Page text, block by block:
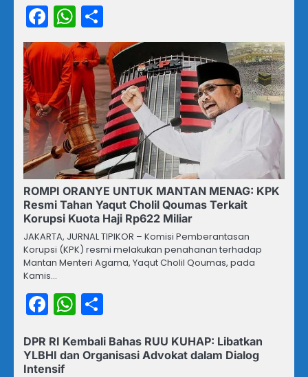
Facebook
WhatsApp
ROMPI ORANYE UNTUK MANTAN MENAG: KPK
Resmi Tahan Yaqut Cholil Qoumas Terkait
Korupsi Kuota Haji Rp622 Miliar
JAKARTA, JURNAL TIPIKOR – Komisi Pemberantasan
Korupsi (KPK) resmi melakukan penahanan terhadap
Mantan Menteri Agama, Yaqut Cholil Qoumas, pada
Kamis…
Facebook
WhatsApp
DPR RI Kembali Bahas RUU KUHAP: Libatkan
YLBHI dan Organisasi Advokat dalam Dialog
Intensif